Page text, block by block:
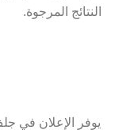
النتائج المرجوة.
يوفر الإعلان في